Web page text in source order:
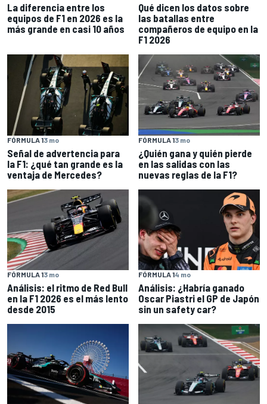
La diferencia entre los
equipos de F1 en 2026 es la
más grande en casi 10 años
Qué dicen los datos sobre
las batallas entre
compañeros de equipo en la
F1 2026
FÓRMULA 13 mo
Señal de advertencia para
la F1: ¿qué tan grande es la
ventaja de Mercedes?
FÓRMULA 13 mo
¿Quién gana y quién pierde
en las salidas con las
nuevas reglas de la F1?
FÓRMULA 13 mo
Análisis: el ritmo de Red Bull
en la F1 2026 es el más lento
desde 2015
FÓRMULA 14 mo
Análisis: ¿Habría ganado
Oscar Piastri el GP de Japón
sin un safety car?